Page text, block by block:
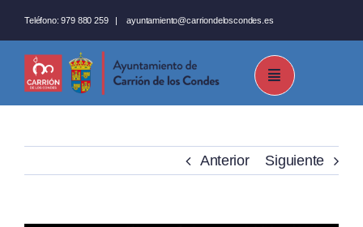
al
contenido
Teléfono: 979 880 259 |ayuntamiento@carriondeloscondes.es
Anterior Siguiente